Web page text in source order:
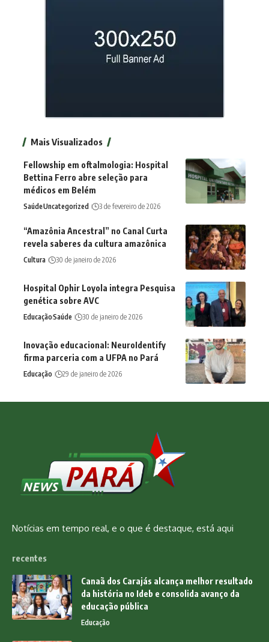
Mais Visualizados
Fellowship em oftalmologia: Hospital
Bettina Ferro abre seleção para
médicos em Belém
SaúdeUncategorized 3 de fevereiro de 2026
“Amazônia Ancestral” no Canal Curta
revela saberes da cultura amazônica
Cultura 30 de janeiro de 2026
Hospital Ophir Loyola integra Pesquisa
genética sobre AVC
EducaçãoSaúde 30 de janeiro de 2026
Inovação educacional: NeuroIdentify
firma parceria com a UFPA no Pará
Educação 29 de janeiro de 2026
Notícias em tempo real, e o que é destaque, está aqui
recentes
Canaã dos Carajás alcança melhor resultado
da história no Ideb e consolida avanço da
educação pública
Educação